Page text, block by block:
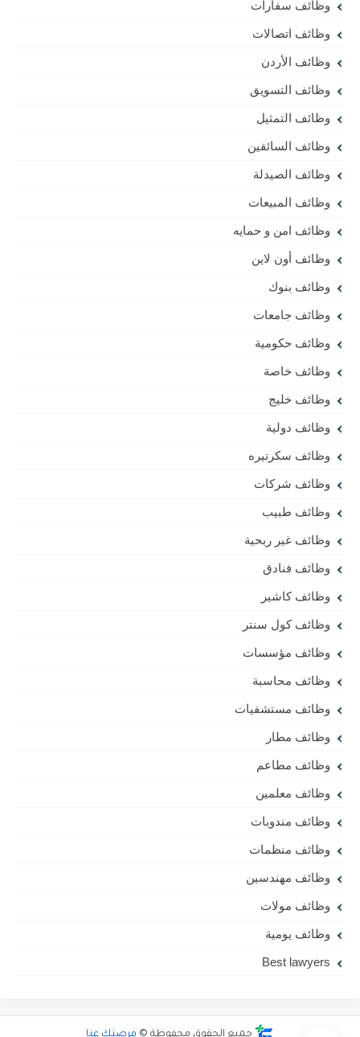
وظائف سفارات
وظائف اتصالات
وظائف الأردن
وظائف التسويق
وظائف التمثيل
وظائف السائقين
وظائف الصيدلة
وظائف المبيعات
وظائف امن و حمايه
وظائف أون لاين
وظائف بنوك
وظائف جامعات
وظائف حكومية
وظائف خاصة
وظائف خليج
وظائف دولية
وظائف سكرتيره
وظائف شركات
وظائف طبيب
وظائف غير ربحية
وظائف فنادق
وظائف كاشير
وظائف كول سنتر
وظائف مؤسسات
وظائف محاسبة
وظائف مستشفيات
وظائف مطار
وظائف مطاعم
وظائف معلمين
وظائف مندوبات
وظائف منظمات
وظائف مهندسين
وظائف مولات
وظائف يومية
Best lawyers
جميع الحقوق محفوظة © فرصتك عنا